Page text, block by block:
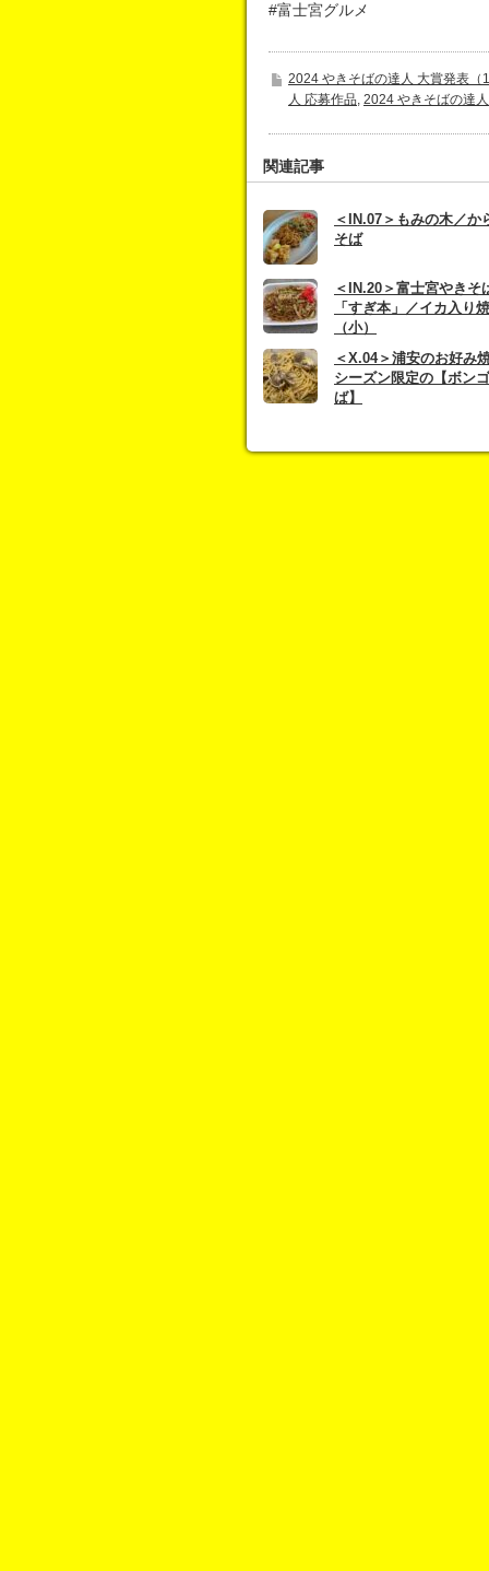
#富士宮グルメ
2024 やきそばの達人 大賞発表（
人 応募作品, 2024 やきそばの達
関連記事
＜IN.07＞もみの木／か
そば
＜IN.20＞富士宮やきそ
「すぎ本」／イカ入り
（小）
＜X.04＞浦安のお好み
シーズン限定の【ボン
ば】